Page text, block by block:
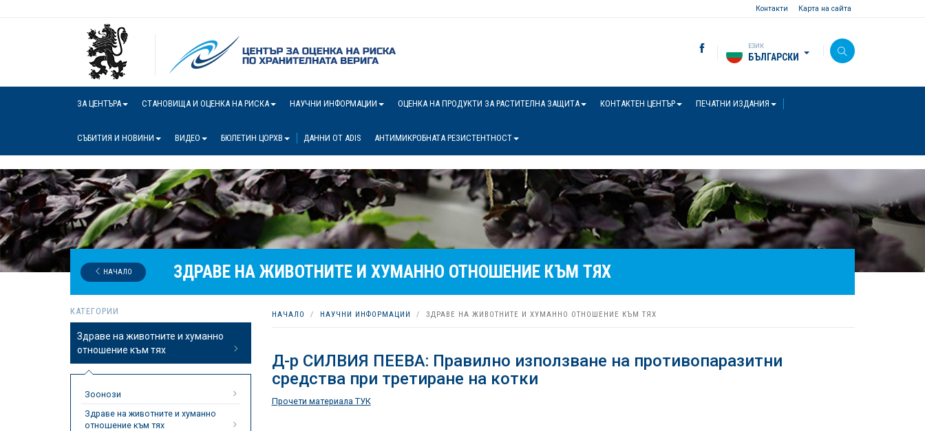
Контакти Карта на сайта
ЕЗИК
БЪЛГАРСКИ
ЗА ЦЕНТЪРА СТАНОВИЩА И ОЦЕНКА НА РИСКА НАУЧНИ ИНФОРМАЦИИ ОЦЕНКА НА ПРОДУКТИ ЗА РАСТИТЕЛНА ЗАЩИТА КОНТАКТЕН ЦЕНТЪР ПЕЧАТНИ ИЗДАНИЯ
СЪБИТИЯ И НОВИНИ ВИДЕО БЮЛЕТИН ЦОРХВ ДАННИ ОТ ADIS АНТИМИКРОБНАТА РЕЗИСТЕНТНОСТ
ЗДРАВЕ НА ЖИВОТНИТЕ И ХУМАННО ОТНОШЕНИЕ КЪМ ТЯХ
НАЧАЛО
КАТЕГОРИИ
Здраве на животните и хуманно
отношение към тях
Зоонози
Здраве на животните и хуманно
отношение към тях
НАЧАЛО НАУЧНИ ИНФОРМАЦИИ ЗДРАВЕ НА ЖИВОТНИТЕ И ХУМАННО ОТНОШЕНИЕ КЪМ ТЯХ
Д-р СИЛВИЯ ПЕЕВА: Правилно използване на противопаразитни
средства при третиране на котки
Прочети материала ТУК